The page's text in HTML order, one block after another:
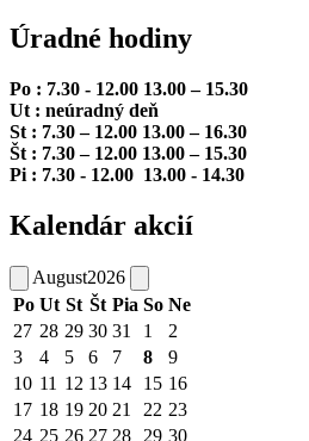
Úradné hodiny
Po : 7.30 - 12.00 13.00 – 15.30
Ut : neúradný deň
St : 7.30 – 12.00 13.00 – 16.30
Št : 7.30 – 12.00 13.00 – 15.30
Pi : 7.30 - 12.00 13.00 - 14.30
Kalendár akcií
August2026
Po Ut St Št Pia So Ne
27 28 29 30 31 1
2
3
4 5 6 7 8
9
10 11 12 13 14 15 16
17 18 19 20 21 22 23
24 25 26 27 28 29 30